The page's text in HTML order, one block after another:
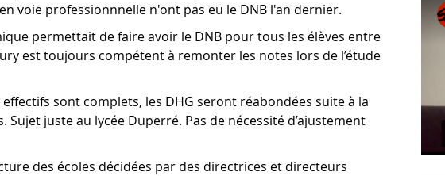
voie professionnnelle n'ont pas eu le DNB l'an dernier.
permettait de faire avoir le DNB pour tous les élèves entre
est toujours compétent à remonter les notes lors de l’étude
sont complets, les DHG seront réabondées suite à la
juste au lycée Duperré. Pas de nécessité d’ajustement
des écoles décidées par des directrices et directeurs